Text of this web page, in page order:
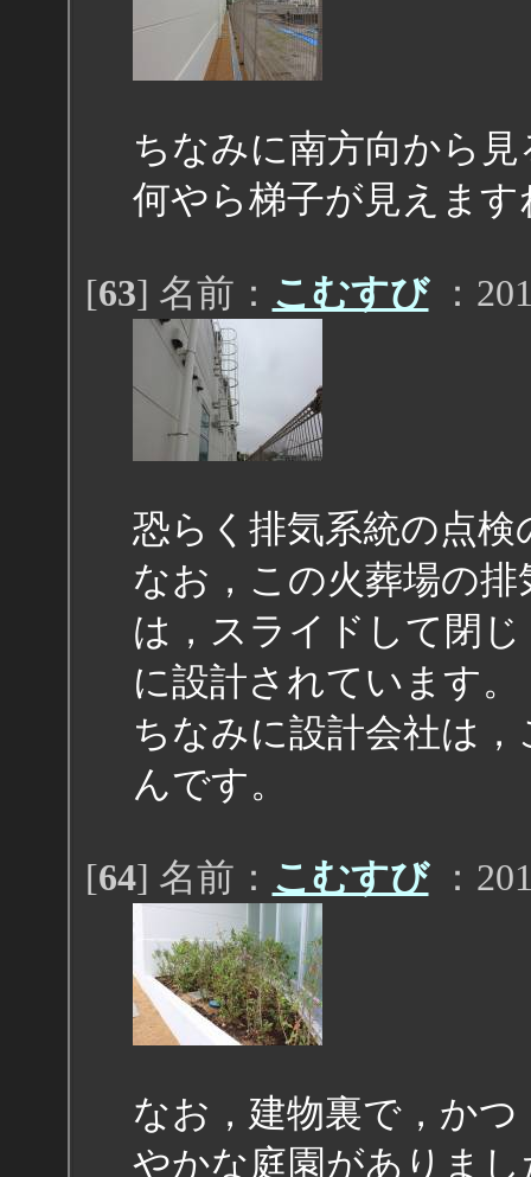
ちなみに南方向から
何やら梯子が見えます
[63] 名前： こむすび：
恐らく排気系統の点
なお，この火葬場の
は，スライドして閉
に設計されています。
ちなみに設計会社は
んです。
[64] 名前： こむすび：
なお，建物裏で，か
やかな庭園がありまし